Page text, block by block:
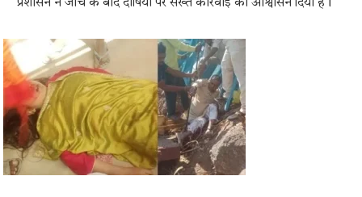
प्रशासन ने जांच के बाद दोषियों पर सख्त कार्रवाई का आश्वासन दिया है।